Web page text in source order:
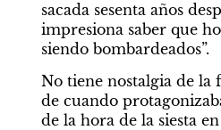
sacada sesenta años
impresiona saber que
siendo bombardeados”.
No tiene nostalgia de la
de cuando
de la hora de la siesta